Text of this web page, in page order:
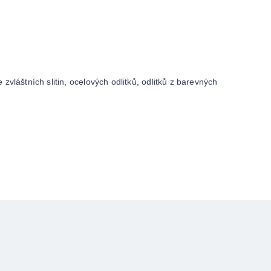
slitin, ocelových odlitků, odlitků z barevných